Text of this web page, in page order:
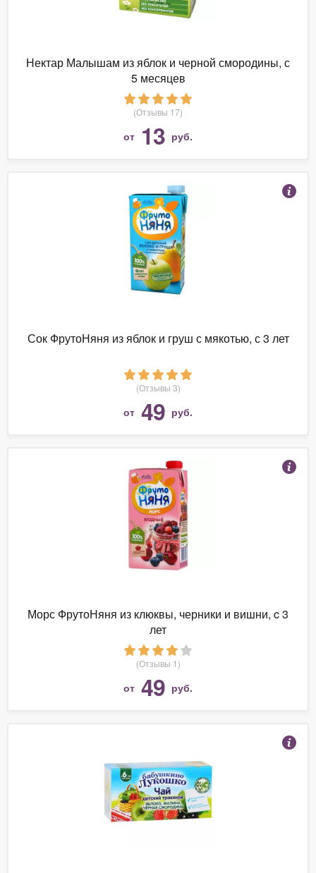
Нектар Малышам из яблок и черной смородины, с
5 месяцев
(Отзывы 17)
от 13 руб.
Сок ФрутоНяня из яблок и груш с мякотью, с 3 лет
(Отзывы 3)
от 49 руб.
Морс ФрутоНяня из клюквы, черники и вишни, c 3
лет
(Отзывы 1)
от 49 руб.